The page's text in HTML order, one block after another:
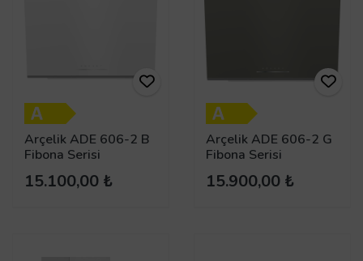
Arçelik ADE 606-2 B
Fibona Serisi
Davlumbaz
15.100,00 ₺
Arçelik ADE 606-2 G
Fibona Serisi
Davlumbaz
15.900,00 ₺